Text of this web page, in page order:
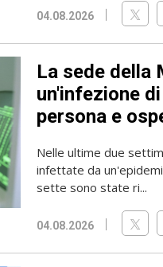
04.08.2026
La sede della
un'infezione
persona e
Nelle ultime due
infettate da
sette sono state ri...
04.08.2026